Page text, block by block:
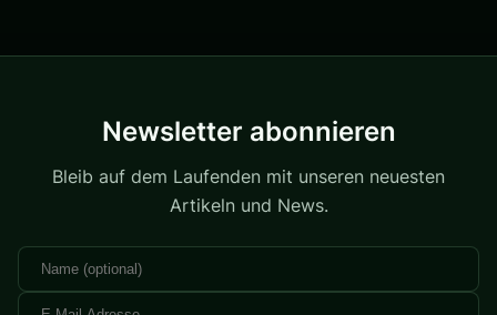
Newsletter abonnieren
Bleib auf dem Laufenden mit unseren neuesten
Artikeln und News.